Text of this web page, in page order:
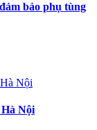
bảo phụ tùng
Nội